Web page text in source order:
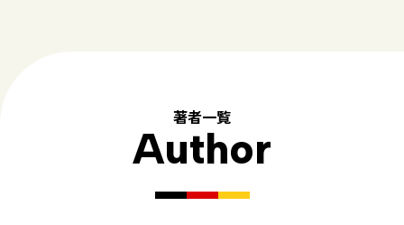
著者一覧
Author